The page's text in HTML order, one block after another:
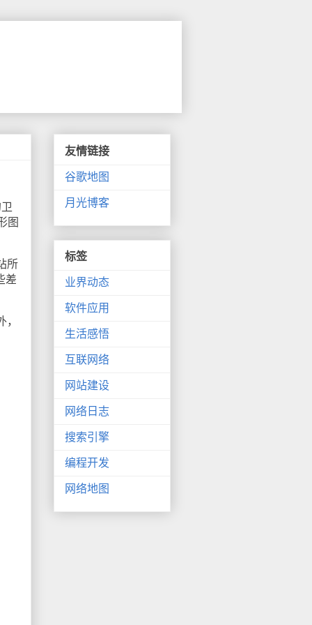
图
所
差
友情链接
谷歌地图
月光博客
标签
业界动态
软件应用
生活感悟
互联网络
网站建设
网络日志
搜索引擎
编程开发
网络地图